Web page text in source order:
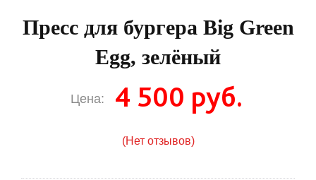
Пресс для бургера Big Green
Egg, зелёный
Цена: 4 500 руб.
(Нет отзывов)